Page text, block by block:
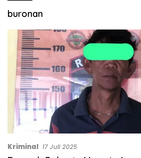
buronan
Kriminal 17 Juli 2025